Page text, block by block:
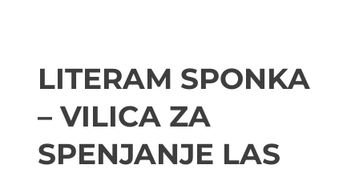
LITERAM SPONKA
– VILICA ZA
SPENJANJE LAS